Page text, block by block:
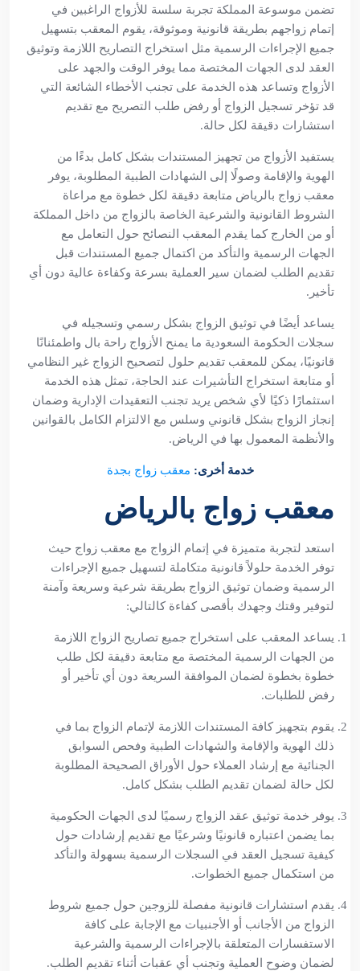
تضمن موسوعة المملكة تجربة سلسة للأزواج الراغبين في
إتمام زواجهم بطريقة قانونية وموثوقة، يقوم المعقب بتسهيل
جميع الإجراءات الرسمية مثل استخراج التصاريح اللازمة وتوثيق
العقد لدى الجهات المختصة مما يوفر الوقت والجهد على
الأزواج وتساعد هذه الخدمة على تجنب الأخطاء الشائعة التي
قد تؤخر تسجيل الزواج أو رفض طلب التصريح مع تقديم
استشارات دقيقة لكل حالة.
يستفيد الأزواج من تجهيز المستندات بشكل كامل بدءًا من
الهوية والإقامة وصولًا إلى الشهادات الطبية المطلوبة، يوفر
معقب زواج بالرياض متابعة دقيقة لكل خطوة مع مراعاة
الشروط القانونية والشرعية الخاصة بالزواج من داخل المملكة
أو من الخارج كما يقدم المعقب النصائح حول التعامل مع
الجهات الرسمية والتأكد من اكتمال جميع المستندات قبل
تقديم الطلب لضمان سير العملية بسرعة وكفاءة عالية دون أي
تأخير.
يساعد أيضًا في توثيق الزواج بشكل رسمي وتسجيله في
سجلات الحكومة السعودية ما يمنح الأزواج راحة بال واطمئنانًا
قانونيًا، يمكن للمعقب تقديم حلول لتصحيح الزواج غير النظامي
أو متابعة استخراج التأشيرات عند الحاجة، تمثل هذه الخدمة
استثمارًا ذكيًا لأي شخص يريد تجنب التعقيدات الإدارية وضمان
إنجاز الزواج بشكل قانوني وسلس مع الالتزام الكامل بالقوانين
والأنظمة المعمول بها في الرياض.
خدمة أخرى: معقب زواج بجدة
معقب زواج بالرياض
استعد لتجربة متميزة في إتمام الزواج مع معقب زواج حيث
توفر الخدمة حلولاً قانونية متكاملة لتسهيل جميع الإجراءات
الرسمية وضمان توثيق الزواج بطريقة شرعية وسريعة وآمنة
لتوفير وقتك وجهدك بأقصى كفاءة كالتالي:
يساعد المعقب على استخراج جميع تصاريح الزواج اللازمة
من الجهات الرسمية المختصة مع متابعة دقيقة لكل طلب
خطوة بخطوة لضمان الموافقة السريعة دون أي تأخير أو
رفض للطلبات.
يقوم بتجهيز كافة المستندات اللازمة لإتمام الزواج بما في
ذلك الهوية والإقامة والشهادات الطبية وفحص السوابق
الجنائية مع إرشاد العملاء حول الأوراق الصحيحة المطلوبة
لكل حالة لضمان تقديم الطلب بشكل كامل.
يوفر خدمة توثيق عقد الزواج رسميًا لدى الجهات الحكومية
بما يضمن اعتباره قانونيًا وشرعيًا مع تقديم إرشادات حول
كيفية تسجيل العقد في السجلات الرسمية بسهولة والتأكد
من استكمال جميع الخطوات.
يقدم استشارات قانونية مفصلة للزوجين حول جميع شروط
الزواج من الأجانب أو الأجنبيات مع الإجابة على كافة
الاستفسارات المتعلقة بالإجراءات الرسمية والشرعية
لضمان وضوح العملية وتجنب أي عقبات أثناء تقديم الطلب.